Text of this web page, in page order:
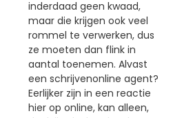
inderdaad geen kwaad,
maar die krijgen ook veel
rommel te verwerken, dus
ze moeten dan flink in
aantal toenemen. Alvast
een schrijvenonline agent?
Eerlijker zijn in een reactie
hier op online, kan alleen,